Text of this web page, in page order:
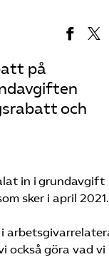
på
och
in i grundavgift
sker i april 2021.
också göra vad vi